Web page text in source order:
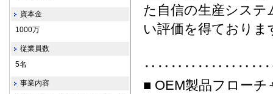
た自信の生産シス
い評価を得ておりま
■ OEM製品フロー
資本金
1000万
従業員数
5名
事業内容